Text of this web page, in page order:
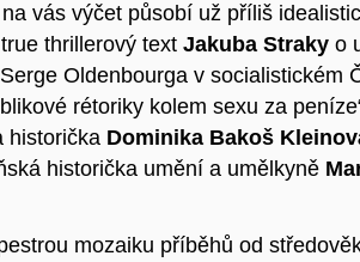
vás výčet působí už příliš
thrillerový text Jakuba Straky o
Oldenbourga v socialistickém
rétoriky kolem sexu za
historička Dominika Bakoš
historička umění a umělkyně
mozaiku příběhů od